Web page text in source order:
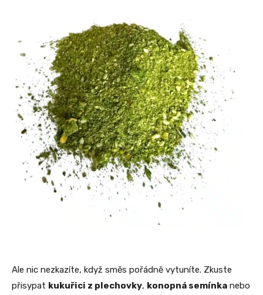
Ale nic nezkazíte, když směs pořádně vytuníte. Zkuste
přisypat kukuřici z plechovky, konopná semínka nebo